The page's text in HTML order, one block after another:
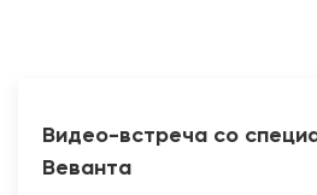
Видео-встреча со
Веванта